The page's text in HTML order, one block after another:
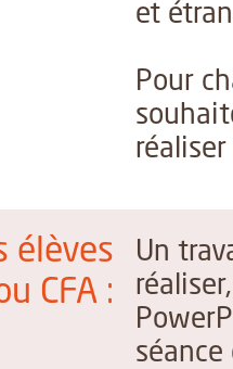
et
Pour
élèves
CFA :
Un